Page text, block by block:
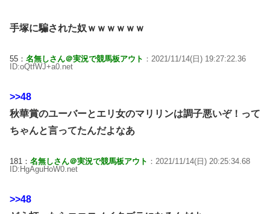
手塚に騙された奴ｗｗｗｗｗｗ
55： 名無しさん＠実況で競馬板アウト ：2021/11/14(日) 19:27:22.36
ID:oQtfWJ+a0.net
>>48
秋華賞のユーバーとエリ女のマリリンは調子悪いぞ！って
ちゃんと言ってたんだよなあ
181： 名無しさん＠実況で競馬板アウト ：2021/11/14(日) 20:25:34.68
ID:HgAguHoW0.net
>>48